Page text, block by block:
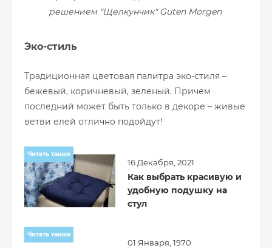
решением "Щелкунчик" Guten Morgen
Эко-стиль
Традиционная цветовая палитра эко-стиля –
бежевый, коричневый, зеленый. Причем
последний может быть только в декоре – живые
ветви елей отлично подойдут!
Читать также
16 Декабря, 2021
Как выбрать красивую и
удобную подушку на
стул
Читать также
01 Января, 1970